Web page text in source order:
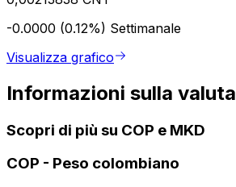
-0.0000 (0.12%) Settimanale
Visualizza grafico
Informazioni sulla valuta
Scopri di più su COP e MKD
COP - Peso colombiano